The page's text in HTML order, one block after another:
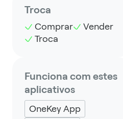
Troca
Comprar
Vender
Troca
Funciona com estes
aplicativos
OneKey App